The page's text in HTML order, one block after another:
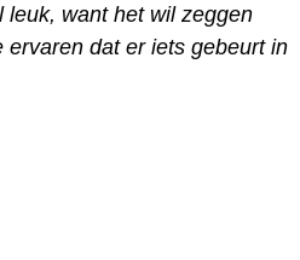
leuk, want het wil zeggen
ervaren dat er iets gebeurt in